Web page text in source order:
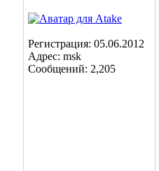
Регистрация: 05.06.2012
Адрес: msk
Сообщений: 2,205